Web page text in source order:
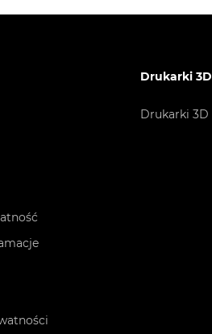
Drukarki 3D
Drukarki 3D